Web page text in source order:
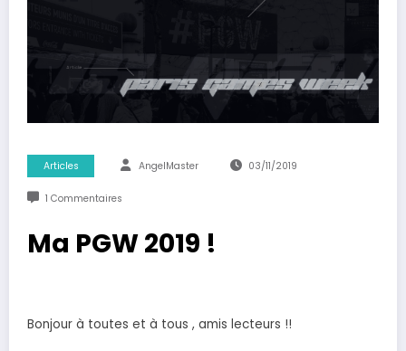
Articles AngelMaster 03/11/2019
1 Commentaires
Ma PGW 2019 !
Bonjour à toutes et à tous , amis lecteurs !!